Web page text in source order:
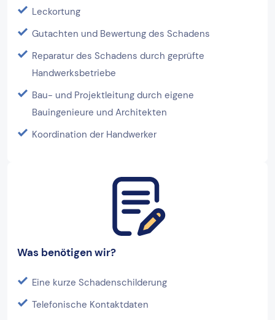
Leckortung
Gutachten und Bewertung des Schadens
Reparatur des Schadens durch geprüfte
Handwerksbetriebe
Bau- und Projektleitung durch eigene
Bauingenieure und Architekten
Koordination der Handwerker
Was benötigen wir?
Eine kurze Schadenschilderung
Telefonische Kontaktdaten